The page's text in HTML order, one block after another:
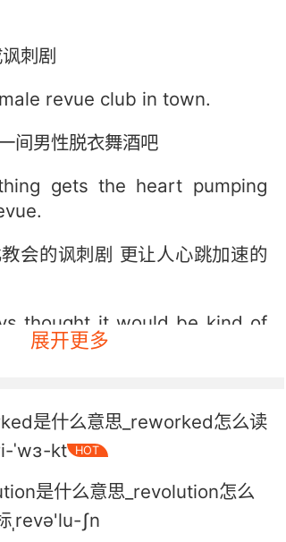
刺剧
revue club in town.
间男性脱衣舞酒吧
gets the heart pumping
会的讽刺剧 更让人心跳加速的
thought it would be kind of
kid made a comeback
头小子" 重新出演单人时事讽刺
展开更多
是什么意思_reworked怎么读
ˈwɜ-kt
HOT
是什么意思_revolution怎么
ˌrevə'lu-ʃn